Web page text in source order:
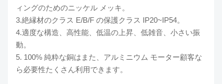
ィングのためのニッケル メッキ。
3.絶縁材のクラス E/B/F の保護クラス IP20~IP54。
4.適度な構造、高性能、低温の上昇、低雑音、小さい振
動。
5. 100% 純粋な銅はまた、アルミニウム モーター顧客な
ら必要性たくさん利用できます。